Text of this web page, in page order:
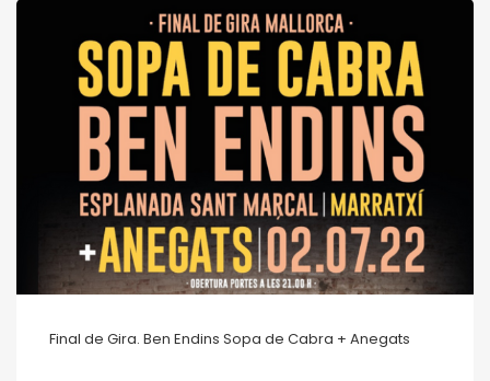
Final de Gira. Ben Endins Sopa de Cabra + Anegats